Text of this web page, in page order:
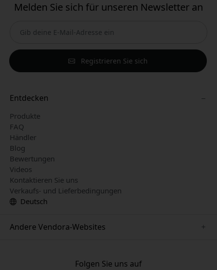
Melden Sie sich für unseren Newsletter an
Registrieren Sie sich
Entdecken
Produkte
FAQ
Händler
Blog
Bewertungen
Videos
Kontaktieren Sie uns
Verkaufs- und Lieferbedingungen
Deutsch
Andere Vendora-Websites
Folgen Sie uns auf